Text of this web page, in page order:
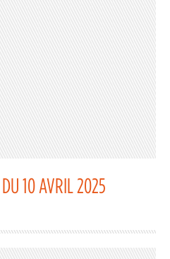
10 AVRIL 2025